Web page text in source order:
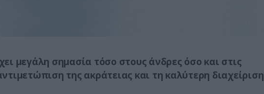
μεγάλη σημασία τόσο στους άνδρες όσο και στις
της ακράτειας και τη καλύτερη διαχείριση